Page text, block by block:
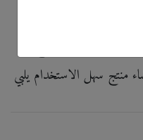
نهجًا مسؤولًا
باستمرار احتياجات
منتج سهل الاستخدام يلبي